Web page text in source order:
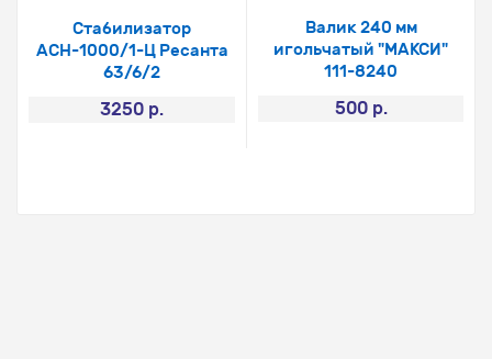
Стабилизатор
АСН-1000/1-Ц Ресанта
63/6/2
3250 р.
Валик 240 мм
игольчатый "МАКСИ"
111-8240
500 р.